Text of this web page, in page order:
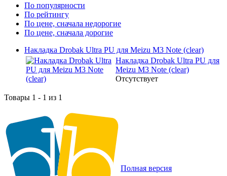
По популярности
По рейтингу
По цене, сначала недорогие
По цене, сначала дорогие
Накладка Drobak Ultra PU для Meizu M3 Note (clear)
Накладка Drobak Ultra PU для
Meizu M3 Note (clear)
Отсутствует
Товары 1 - 1 из 1
Полная версия